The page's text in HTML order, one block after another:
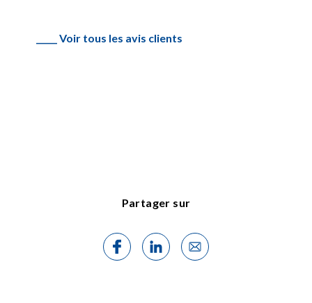
_____ Voir tous les avis clients
Partager sur